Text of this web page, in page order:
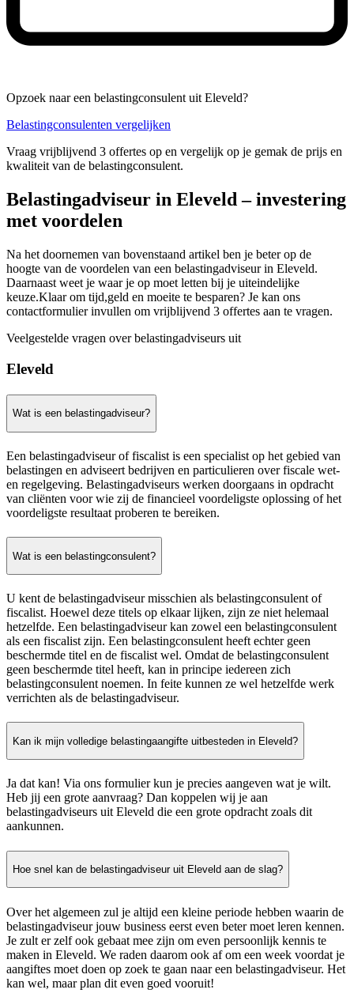
Opzoek naar een belastingconsulent uit Eleveld?
Belastingconsulenten vergelijken
Vraag vrijblijvend 3 offertes op en vergelijk op je gemak de prijs en
kwaliteit van de belastingconsulent.
Belastingadviseur in Eleveld – investering
met voordelen
Na het doornemen van bovenstaand artikel ben je beter op de
hoogte van de voordelen van een belastingadviseur in Eleveld.
Daarnaast weet je waar je op moet letten bij je uiteindelijke
keuze.Klaar om tijd,geld en moeite te besparen? Je kan ons
contactformulier invullen om vrijblijvend 3 offertes aan te vragen.
Veelgestelde vragen over belastingadviseurs uit
Eleveld
Wat is een belastingadviseur?
Een belastingadviseur of fiscalist is een specialist op het gebied van
belastingen en adviseert bedrijven en particulieren over fiscale wet-
en regelgeving. Belastingadviseurs werken doorgaans in opdracht
van cliënten voor wie zij de financieel voordeligste oplossing of het
voordeligste resultaat proberen te bereiken.
Wat is een belastingconsulent?
U kent de belastingadviseur misschien als belastingconsulent of
fiscalist. Hoewel deze titels op elkaar lijken, zijn ze niet helemaal
hetzelfde. Een belastingadviseur kan zowel een belastingconsulent
als een fiscalist zijn. Een belastingconsulent heeft echter geen
beschermde titel en de fiscalist wel. Omdat de belastingconsulent
geen beschermde titel heeft, kan in principe iedereen zich
belastingconsulent noemen. In feite kunnen ze wel hetzelfde werk
verrichten als de belastingadviseur.
Kan ik mijn volledige belastingaangifte uitbesteden in Eleveld?
Ja dat kan! Via ons formulier kun je precies aangeven wat je wilt.
Heb jij een grote aanvraag? Dan koppelen wij je aan
belastingadviseurs uit Eleveld die een grote opdracht zoals dit
aankunnen.
Hoe snel kan de belastingadviseur uit Eleveld aan de slag?
Over het algemeen zul je altijd een kleine periode hebben waarin de
belastingadviseur jouw business eerst even beter moet leren kennen.
Je zult er zelf ook gebaat mee zijn om even persoonlijk kennis te
maken in Eleveld. We raden daarom ook af om een week voordat je
aangiftes moet doen op zoek te gaan naar een belastingadviseur. Het
kan wel, maar plan dit even goed vooruit!